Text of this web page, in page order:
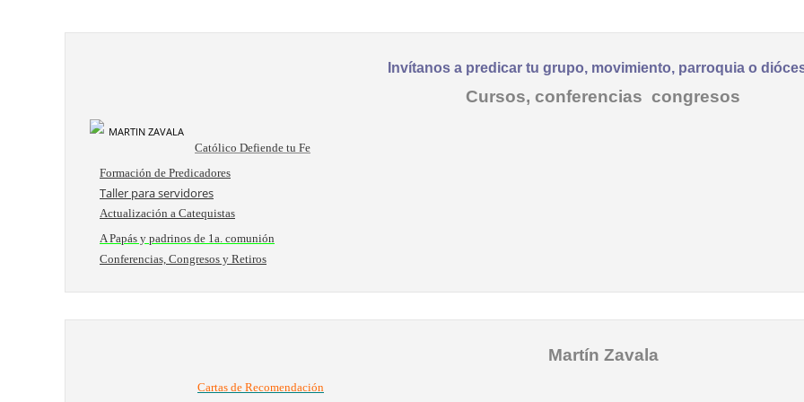
Invítanos a predicar tu grupo, movimiento, parroquia o
Cursos, conferencias congresos
Católico Defiende tu Fe
Formación de Predicadores
Taller para servidores
Actualización a Catequistas
A Papás y padrinos de 1a. comunión
Conferencias, Congresos y Retiros
Martín Zavala
Cartas de Recomendación